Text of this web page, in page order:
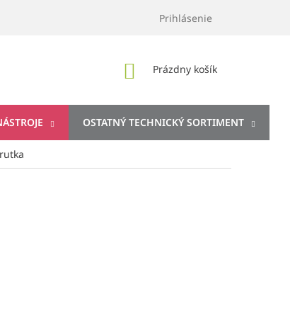
Prihlásenie
NÁKUPNÝ
Prázdny košík
OSTATNÝ TECHNICKÝ SORTIMENT